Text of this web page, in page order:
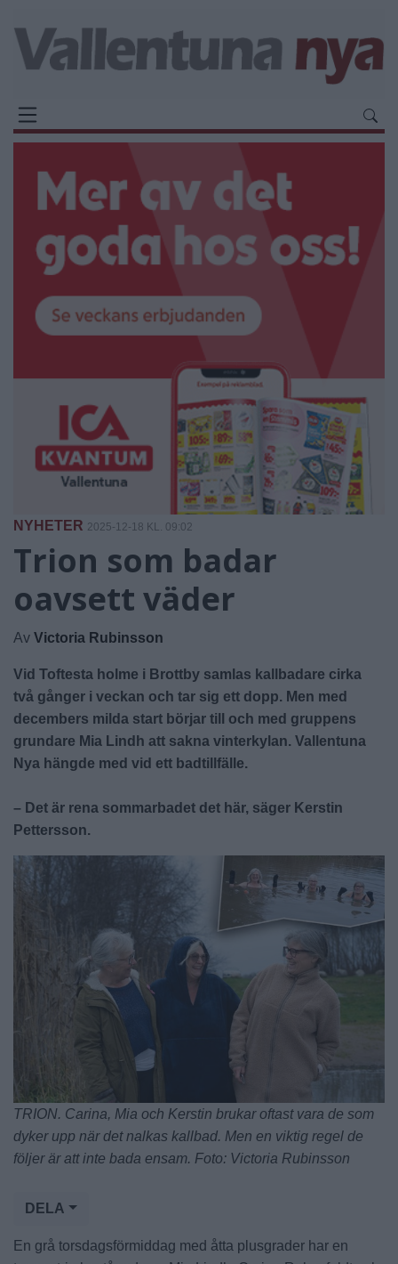
NYHETER 2025-12-18 KL. 09:02
Trion som badar
oavsett väder
Av Victoria Rubinsson
Vid Toftesta holme i Brottby samlas kallbadare cirka
två gånger i veckan och tar sig ett dopp. Men med
decembers milda start börjar till och med gruppens
grundare Mia Lindh att sakna vinterkylan. Vallentuna
Nya hängde med vid ett badtillfälle.
– Det är rena sommarbadet det här, säger Kerstin
Pettersson.
TRION. Carina, Mia och Kerstin brukar oftast vara de som
dyker upp när det nalkas kallbad. Men en viktig regel de
följer är att inte bada ensam. Foto: Victoria Rubinsson
DELA
En grå torsdagsförmiddag med åtta plusgrader har en